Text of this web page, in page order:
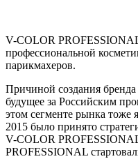
V-COLOR
профессиональной
парикмахеров.
Причиной создания
будущее за Российским
этом сегменте рынка тоже
2015 было принято
V-COLOR
PROFESSIONAL